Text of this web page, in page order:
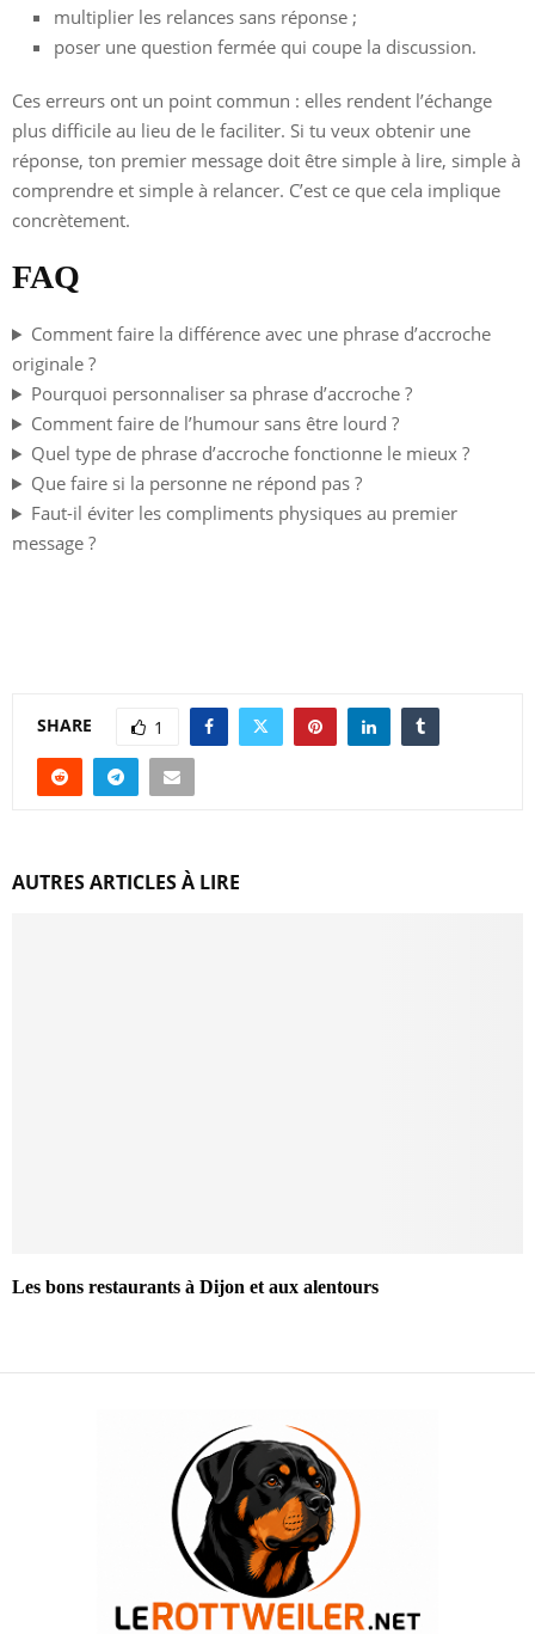
multiplier les relances sans réponse ;
poser une question fermée qui coupe la discussion.
Ces erreurs ont un point commun : elles rendent l’échange
plus difficile au lieu de le faciliter. Si tu veux obtenir une
réponse, ton premier message doit être simple à lire, simple à
comprendre et simple à relancer. C’est ce que cela implique
concrètement.
FAQ
Comment faire la différence avec une phrase d’accroche
originale ?
Pourquoi personnaliser sa phrase d’accroche ?
Comment faire de l’humour sans être lourd ?
Quel type de phrase d’accroche fonctionne le mieux ?
Que faire si la personne ne répond pas ?
Faut-il éviter les compliments physiques au premier
message ?
SHARE 1
AUTRES ARTICLES À LIRE
Les bons restaurants à Dijon et aux alentours